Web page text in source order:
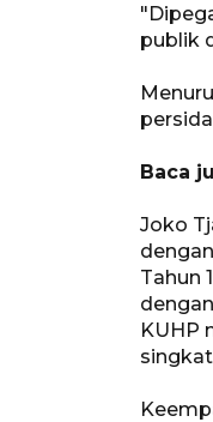
publik
Baca
Joko
Tahun
KUHP